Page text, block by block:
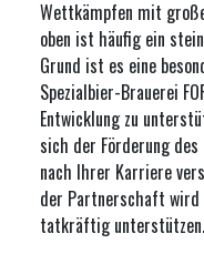
Wettkämpfen mit
oben ist häufig ein
Grund ist es eine
Spezialbier-Brauerei
Entwicklung zu
sich der Förderung
nach Ihrer Karriere
der Partnerschaft
tatkräftig unterstützen.